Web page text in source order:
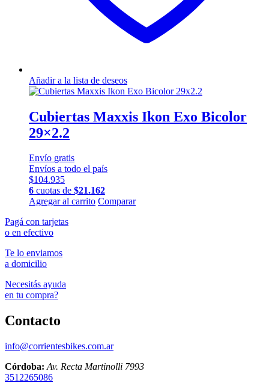
Añadir a la lista de deseos
Cubiertas Maxxis Ikon Exo Bicolor
29×2.2
Envío gratis
Envíos a todo el país
$104.935
6 cuotas de $21.162
Agregar al carrito Comparar
Pagá con tarjetas
o en efectivo
Te lo enviamos
a domicilio
Necesitás ayuda
en tu compra?
Contacto
info@corrientesbikes.com.ar
Córdoba: Av. Recta Martinolli 7993
3512265086